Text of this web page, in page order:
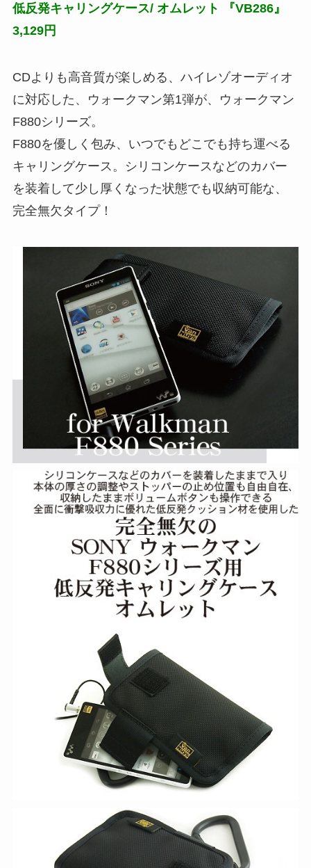
低反発キャリングケース/ オムレット 『VB286』
3,129円
CDよりも高音質が楽しめる、ハイレゾオーディオ
に対応した、ウォークマン第1弾が、ウォークマン
F880シリーズ。
F880を優しく包み、いつでもどこでも持ち運べる
キャリングケース。シリコンケースなどのカバー
を装着して少し厚くなった状態でも収納可能な、
完全無欠タイプ！